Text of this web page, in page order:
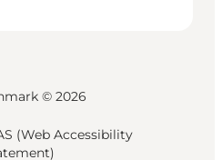
© 2026
(Web Accessibility